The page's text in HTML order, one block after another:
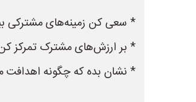
* سعی کن زمینه‌های مشترکی
* بر ارزش‌های مشترک تمرکز
* نشان بده که چگونه اهدافت